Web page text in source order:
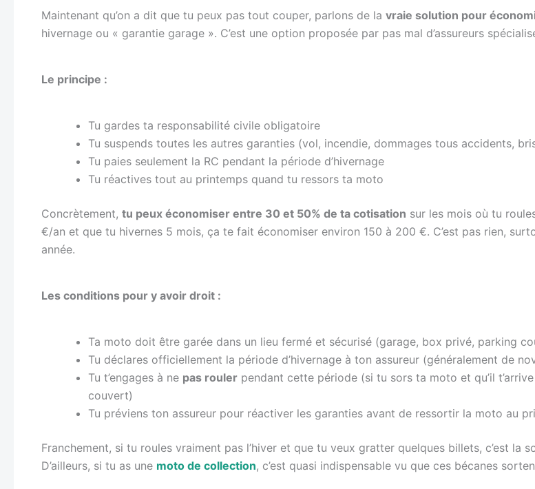
Maintenant qu’on a dit que tu peux pas tout couper, parlons de la vraie solution pour
hivernage ou « garantie garage ». C’est une option proposée par pas mal d’assureurs
Le principe :
Tu gardes ta responsabilité civile obligatoire
Tu suspends toutes les autres garanties (vol, incendie, dommages tous accidents,
Tu paies seulement la RC pendant la période d’hivernage
Tu réactives tout au printemps quand tu ressors ta moto
Concrètement, tu peux économiser entre 30 et 50% de ta cotisation sur les mois où tu
€/an et que tu hivernes 5 mois, ça te fait économiser environ 150 à 200 €. C’est pas rien,
année.
Les conditions pour y avoir droit :
Ta moto doit être garée dans un lieu fermé et sécurisé (garage, box privé, parking
Tu déclares officiellement la période d’hivernage à ton assureur (généralement de
Tu t’engages à ne pas rouler pendant cette période (si tu sors ta moto et qu’il t’arrive
couvert)
Tu préviens ton assureur pour réactiver les garanties avant de ressortir la moto au
Franchement, si tu roules vraiment pas l’hiver et que tu veux gratter quelques billets, c’est la
D’ailleurs, si tu as une moto de collection, c’est quasi indispensable vu que ces bécanes